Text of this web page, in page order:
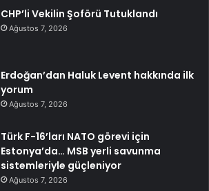
CHP’li Vekilin Şoförü Tutuklandı
Ağustos 7, 2026
Erdoğan’dan Haluk Levent hakkında ilk
yorum
Ağustos 7, 2026
Türk F-16’ları NATO görevi için
Estonya’da… MSB yerli savunma
sistemleriyle güçleniyor
Ağustos 7, 2026